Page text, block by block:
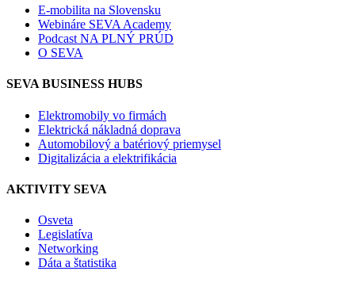
E-mobilita na Slovensku
Webináre SEVA Academy
Podcast NA PLNÝ PRÚD
O SEVA
SEVA BUSINESS HUBS
Elektromobily vo firmách
Elektrická nákladná doprava
Automobilový a batériový priemysel
Digitalizácia a elektrifikácia
AKTIVITY SEVA
Osveta
Legislatíva
Networking
Dáta a štatistika